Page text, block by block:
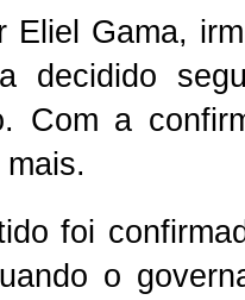
Eliel Gama,
decidido
Com a
foi
o